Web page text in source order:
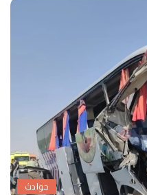
حوادث